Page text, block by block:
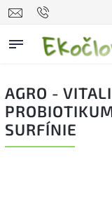
AGRO -
SURFÍNIE